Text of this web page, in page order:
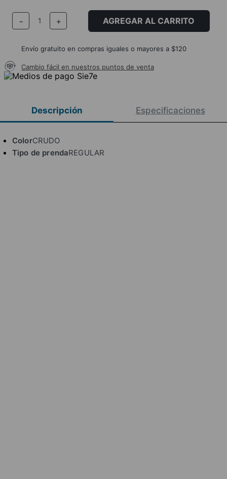
＋
－ AGREGAR AL CARRITO
Envío gratuito en compras iguales o mayores a $120
Cambio fácil en nuestros puntos de venta
Descripción Especificaciones
ColorCRUDO
Tipo de prendaREGULAR